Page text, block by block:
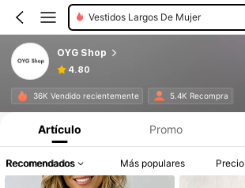
Vestidos Largos De Mujer
OYG Shop
4.80
36K Vendido recientemente 5.4K Recompra
Artículo Promo
Recomendados Más populares Precio